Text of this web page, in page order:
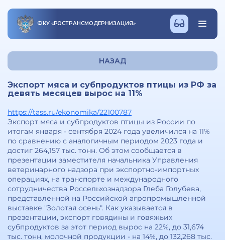
ФКУ «РОСТРАНСМОДЕРНИЗАЦИЯ»
НАЗАД
Экспорт мяса и субпродуктов птицы из РФ за
девять месяцев вырос на 11%
https://tass.ru/ekonomika/22100787
Экспорт мяса и субпродуктов птицы из России по
итогам января - сентября 2024 года увеличился на 11%
по сравнению с аналогичным периодом 2023 года и
достиг 264,157 тыс. тонн. Об этом сообщается в
презентации заместителя начальника Управления
ветеринарного надзора при экспортно-импортных
операциях, на транспорте и международного
сотрудничества Россельхознадзора Глеба Голубева,
представленной на Российской агропромышленной
выставке "Золотая осень". Как указывается в
презентации, экспорт говядины и говяжьих
субпродуктов за этот период вырос на 22%, до 31,674
тыс. тонн, молочной продукции - на 14%, до 132,268 тыс.